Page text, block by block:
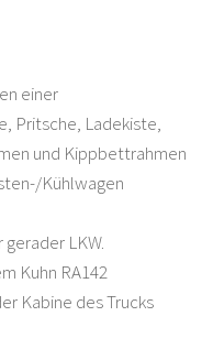
einer
Pritsche, Ladekiste,
und Kippbettrahmen
Kühlwagen
LKW.
Kuhn RA142
Kabine des Trucks